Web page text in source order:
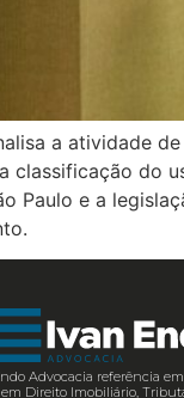
a atividade
classificação do
Paulo e a
Advocacia referência
Direito Imobiliário,